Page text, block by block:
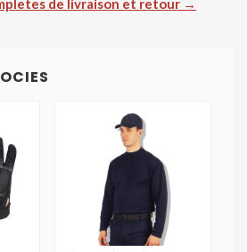
de livraison et retour →